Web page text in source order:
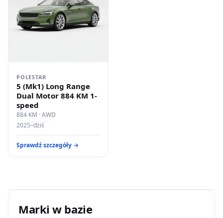
POLESTAR
5 (Mk1) Long Range
Dual Motor 884 KM 1-
speed
884 KM · AWD
2025–dziś
Sprawdź szczegóły →
Marki w bazie